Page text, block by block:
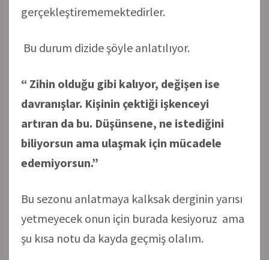
gerçekleştirememektedirler.
Bu durum dizide şöyle anlatılıyor.
“ Zihin olduğu gibi kalıyor, değişen ise
davranışlar. Kişinin çektiği işkenceyi
artıran da bu. Düşünsene, ne istediğini
biliyorsun ama ulaşmak için mücadele
edemiyorsun.”
Bu sezonu anlatmaya kalksak derginin yarısı
yetmeyecek onun için burada kesiyoruz ama
şu kısa notu da kayda geçmiş olalım.